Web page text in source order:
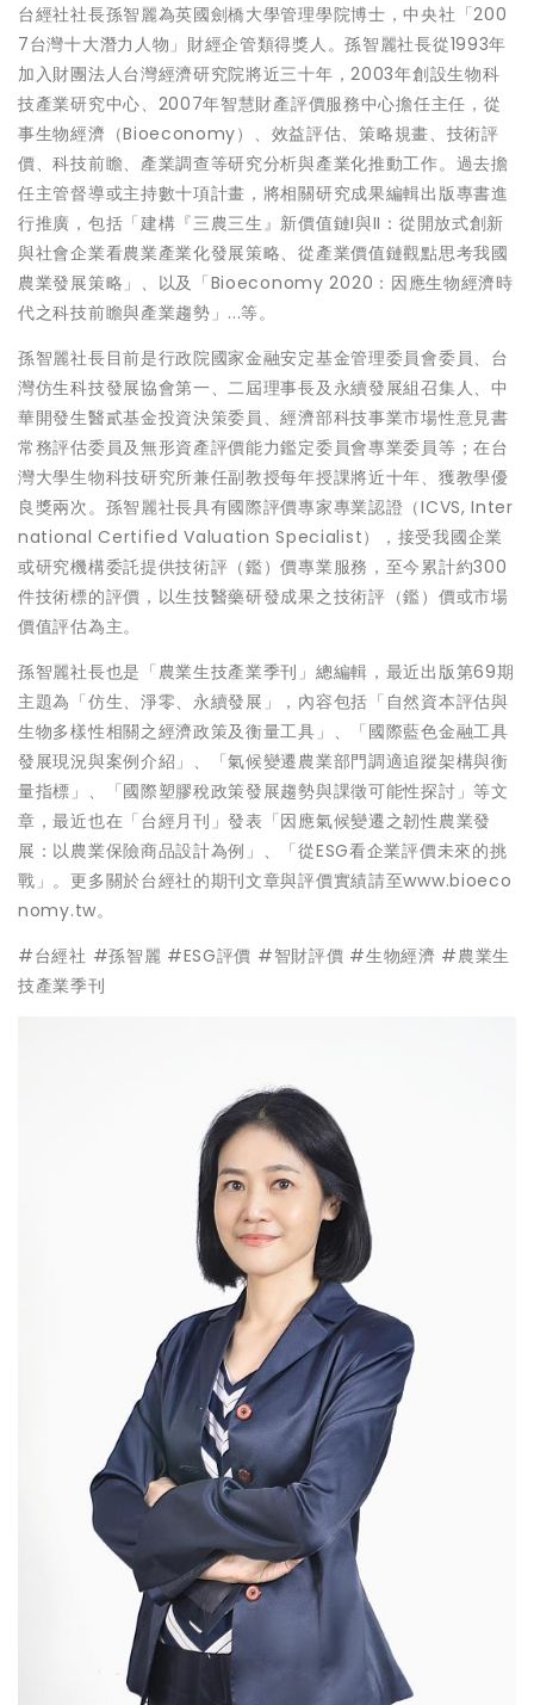
台經社社長孫智麗為英國劍橋大學管理學院博士，中央社「200
7台灣十大潛力人物」財經企管類得獎人。孫智麗社長從1993年
加入財團法人台灣經濟研究院將近三十年，2003年創設生物科
技產業研究中心、2007年智慧財產評價服務中心擔任主任，從
事生物經濟（Bioeconomy）、效益評估、策略規畫、技術評
價、科技前瞻、產業調查等研究分析與產業化推動工作。過去擔
任主管督導或主持數十項計畫，將相關研究成果編輯出版專書進
行推廣，包括「建構『三農三生』新價值鏈I與II：從開放式創新
與社會企業看農業產業化發展策略、從產業價值鏈觀點思考我國
農業發展策略」、以及「Bioeconomy 2020：因應生物經濟時
代之科技前瞻與產業趨勢」...等。
孫智麗社長目前是行政院國家金融安定基金管理委員會委員、台
灣仿生科技發展協會第一、二屆理事長及永續發展組召集人、中
華開發生醫貳基金投資決策委員、經濟部科技事業市場性意見書
常務評估委員及無形資產評價能力鑑定委員會專業委員等；在台
灣大學生物科技研究所兼任副教授每年授課將近十年、獲教學優
良獎兩次。孫智麗社長具有國際評價專家專業認證（ICVS, Inter
national Certified Valuation Specialist），接受我國企業
或研究機構委託提供技術評（鑑）價專業服務，至今累計約300
件技術標的評價，以生技醫藥研發成果之技術評（鑑）價或市場
價值評估為主。
孫智麗社長也是「農業生技產業季刊」總編輯，最近出版第69期
主題為「仿生、淨零、永續發展」，內容包括「自然資本評估與
生物多樣性相關之經濟政策及衡量工具」、「國際藍色金融工具
發展現況與案例介紹」、「氣候變遷農業部門調適追蹤架構與衡
量指標」、「國際塑膠稅政策發展趨勢與課徵可能性探討」等文
章，最近也在「台經月刊」發表「因應氣候變遷之韌性農業發
展：以農業保險商品設計為例」、「從ESG看企業評價未來的挑
戰」。更多關於台經社的期刊文章與評價實績請至www.bioeco
nomy.tw。
#台經社 #孫智麗 #ESG評價 #智財評價 #生物經濟 #農業生
技產業季刊